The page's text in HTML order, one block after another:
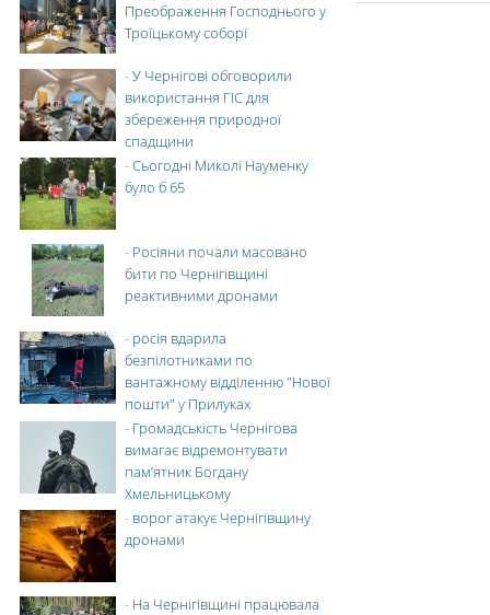
Преображення Господнього у
Троїцькому соборі
-У Чернігові обговорили
використання ГІС для
збереження природної
спадщини
-Сьогодні Миколі Науменку
було б 65
- Росіяни почали масовано
бити по Чернігівщині
реактивними дронами
- росія вдарила
безпілотниками по
вантажному відділенню "Нової
пошти" у Прилуках
- Громадськість Чернігова
вимагає відремонтувати
пам’ятник Богдану
Хмельницькому
- ворог атакує Чернігівщину
дронами
- На Чернігівщині працювала